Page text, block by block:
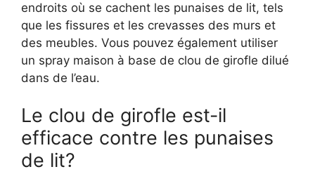
endroits où se cachent les punaises de lit, tels
que les fissures et les crevasses des murs et
des meubles. Vous pouvez également utiliser
un spray maison à base de clou de girofle dilué
dans de l’eau.
Le clou de girofle est-il
efficace contre les punaises
de lit?